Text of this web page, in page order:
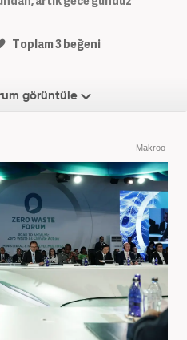
Toplam3beğeni
görüntüle
Makroo